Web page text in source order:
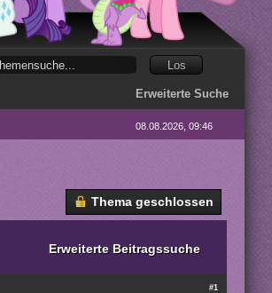
Erweiterte Suche
08.08.2026, 09:46
Thema geschlossen
Erweiterte Beitragssuche
#1